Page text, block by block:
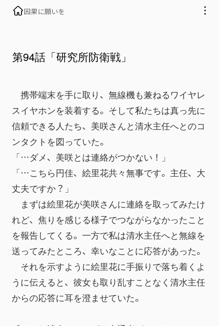
因果に願いを
第94話「研究所防衛戦」
携帯端末を手に取り、無線機も兼ねるワイヤレ
スイヤホンを装着する。そして私たちは真っ先に
信頼できる人たち、美咲さんと清水主任へとのコ
ンタクトを図っていた。
「…ダメ、美咲とは連絡がつかない！」
「…こちら円佳、絵里花共々無事です。主任、大
丈夫ですか？」
まずは絵里花が美咲さんに連絡を取ってみたけ
れど、焦りを感じる様子でつながらなかったこと
を報告してくる。一方で私は清水主任へと無線を
送ってみたところ、幸いなことに応答があった。
それを示すように絵里花に手振りで落ち着くよ
うに伝えると、彼女も取り乱すことなく清水主任
からの応答に耳を澄ませていた。